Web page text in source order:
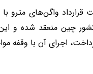
واگن‌های مترو با
اجرای آن با وقفه